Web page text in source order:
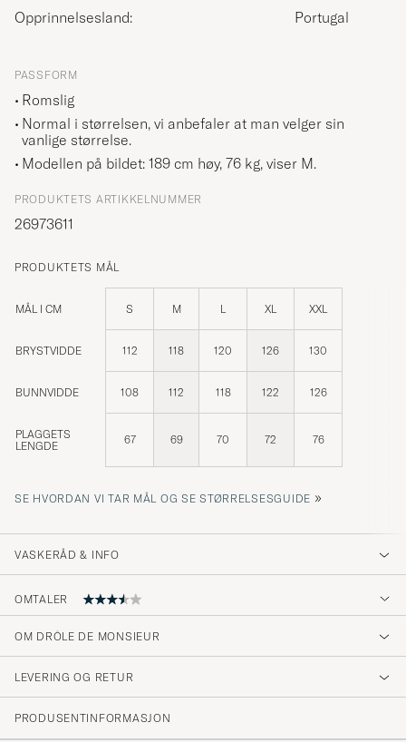
Opprinnelsesland: Portugal
PASSFORM
Romslig
Normal i størrelsen, vi anbefaler at man velger sin
vanlige størrelse.
Modellen på bildet: 189 cm høy, 76 kg, viser M.
PRODUKTETS ARTIKKELNUMMER
26973611
PRODUKTETS MÅL
MÅL I CM S M L XL XXL
BRYSTVIDDE 112 118 120 126 130
BUNNVIDDE 108 112 118 122 126
PLAGGETS
LENGDE
67 69 70 72 76
SE HVORDAN VI TAR MÅL OG SE STØRRELSESGUIDE »
VASKERÅD & INFO
OMTALER
Snabb leverans
ANDREAS K
OM DRÔLE DE MONSIEUR
LEVERING OG RETUR
PRODUSENTINFORMASJON